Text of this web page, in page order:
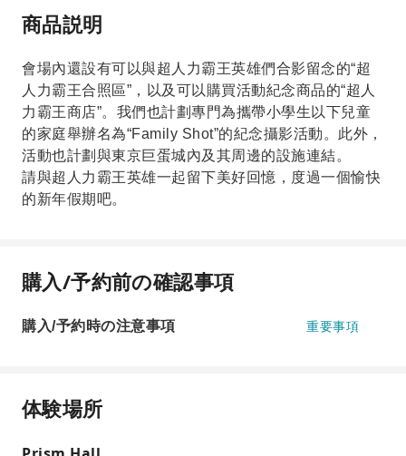
商品説明
會場內還設有可以與超人力霸王英雄們合影留念的“超
人力霸王合照區”，以及可以購買活動紀念商品的“超人
力霸王商店”。我們也計劃專門為攜帶小學生以下兒童
的家庭舉辦名為“Family Shot”的紀念攝影活動。此外，
活動也計劃與東京巨蛋城內及其周邊的設施連結。
請與超人力霸王英雄一起留下美好回憶，度過一個愉快
的新年假期吧。
購入/予約前の確認事項
購入/予約時の注意事項 重要事項
体験場所